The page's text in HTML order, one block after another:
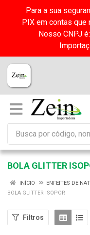
Para a sua
PIX em contas que
Nosso CNPJ
BOLA GLITTER
INÍCIO
ENFEITES DE
BOLA GLITTER ISOPOR
Filtros